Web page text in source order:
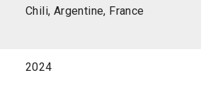
Chili, Argentine, France
2024